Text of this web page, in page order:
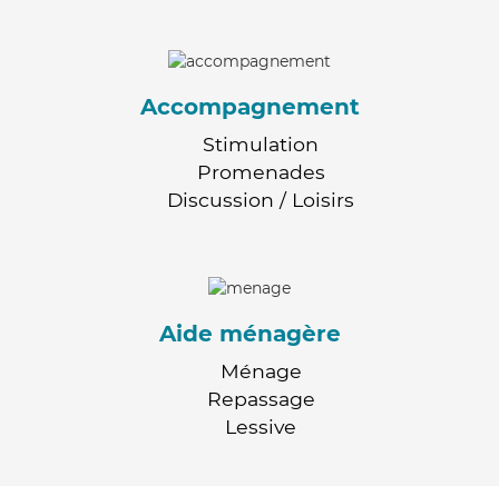
Accompagnement
Stimulation
Promenades
Discussion / Loisirs
Aide ménagère
Ménage
Repassage
Lessive